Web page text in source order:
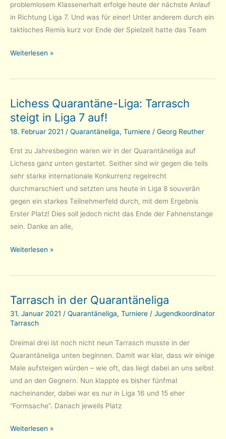
6!
problemlosem Klassenerhalt erfolge heute der nächste Anlauf
in Richtung Liga 7. Und was für einer! Unter anderem durch ein
taktisches Remis kurz vor Ende der Spielzeit hatte das Team
Lichess
Liga:
Anlauf
in
Liga
erfolgreich!
Weiterlesen »
Lichess Quarantäne-Liga: Tarrasch
steigt in Liga 7 auf!
18. Februar 2021 / Quarantäneliga, Turniere / Georg Reuther
Erst zu Jahresbeginn waren wir in der Quarantäneliga auf
Lichess ganz unten gestartet. Seither sind wir gegen die teils
sehr starke internationale Konkurrenz regelrecht
durchmarschiert und setzten uns heute in Liga 8 souverän
gegen ein starkes Teilnehmerfeld durch, mit dem Ergebnis
Erster Platz! Dies soll jedoch nicht das Ende der Fahnenstange
sein. Danke an alle,
Lichess
Liga:
steigt
in
Liga
Weiterlesen »
Tarrasch in der Quarantäneliga
31. Januar 2021 / Quarantäneliga, Turniere / Jugendkoordinator
Tarrasch
Dreimal drei ist noch nicht neun Tarrasch musste in der
Quarantäneliga unten beginnen. Damit war klar, dass wir einige
Male aufsteigen würden – wie oft, das liegt dabei an uns selbst
und an den Gegnern. Nun klappte es bisher fünfmal
nacheinander, dabei war es nur in Liga 16 und 15 eher
“Formsache”. Danach jeweils Platz
Tarrasch
Weiterlesen »